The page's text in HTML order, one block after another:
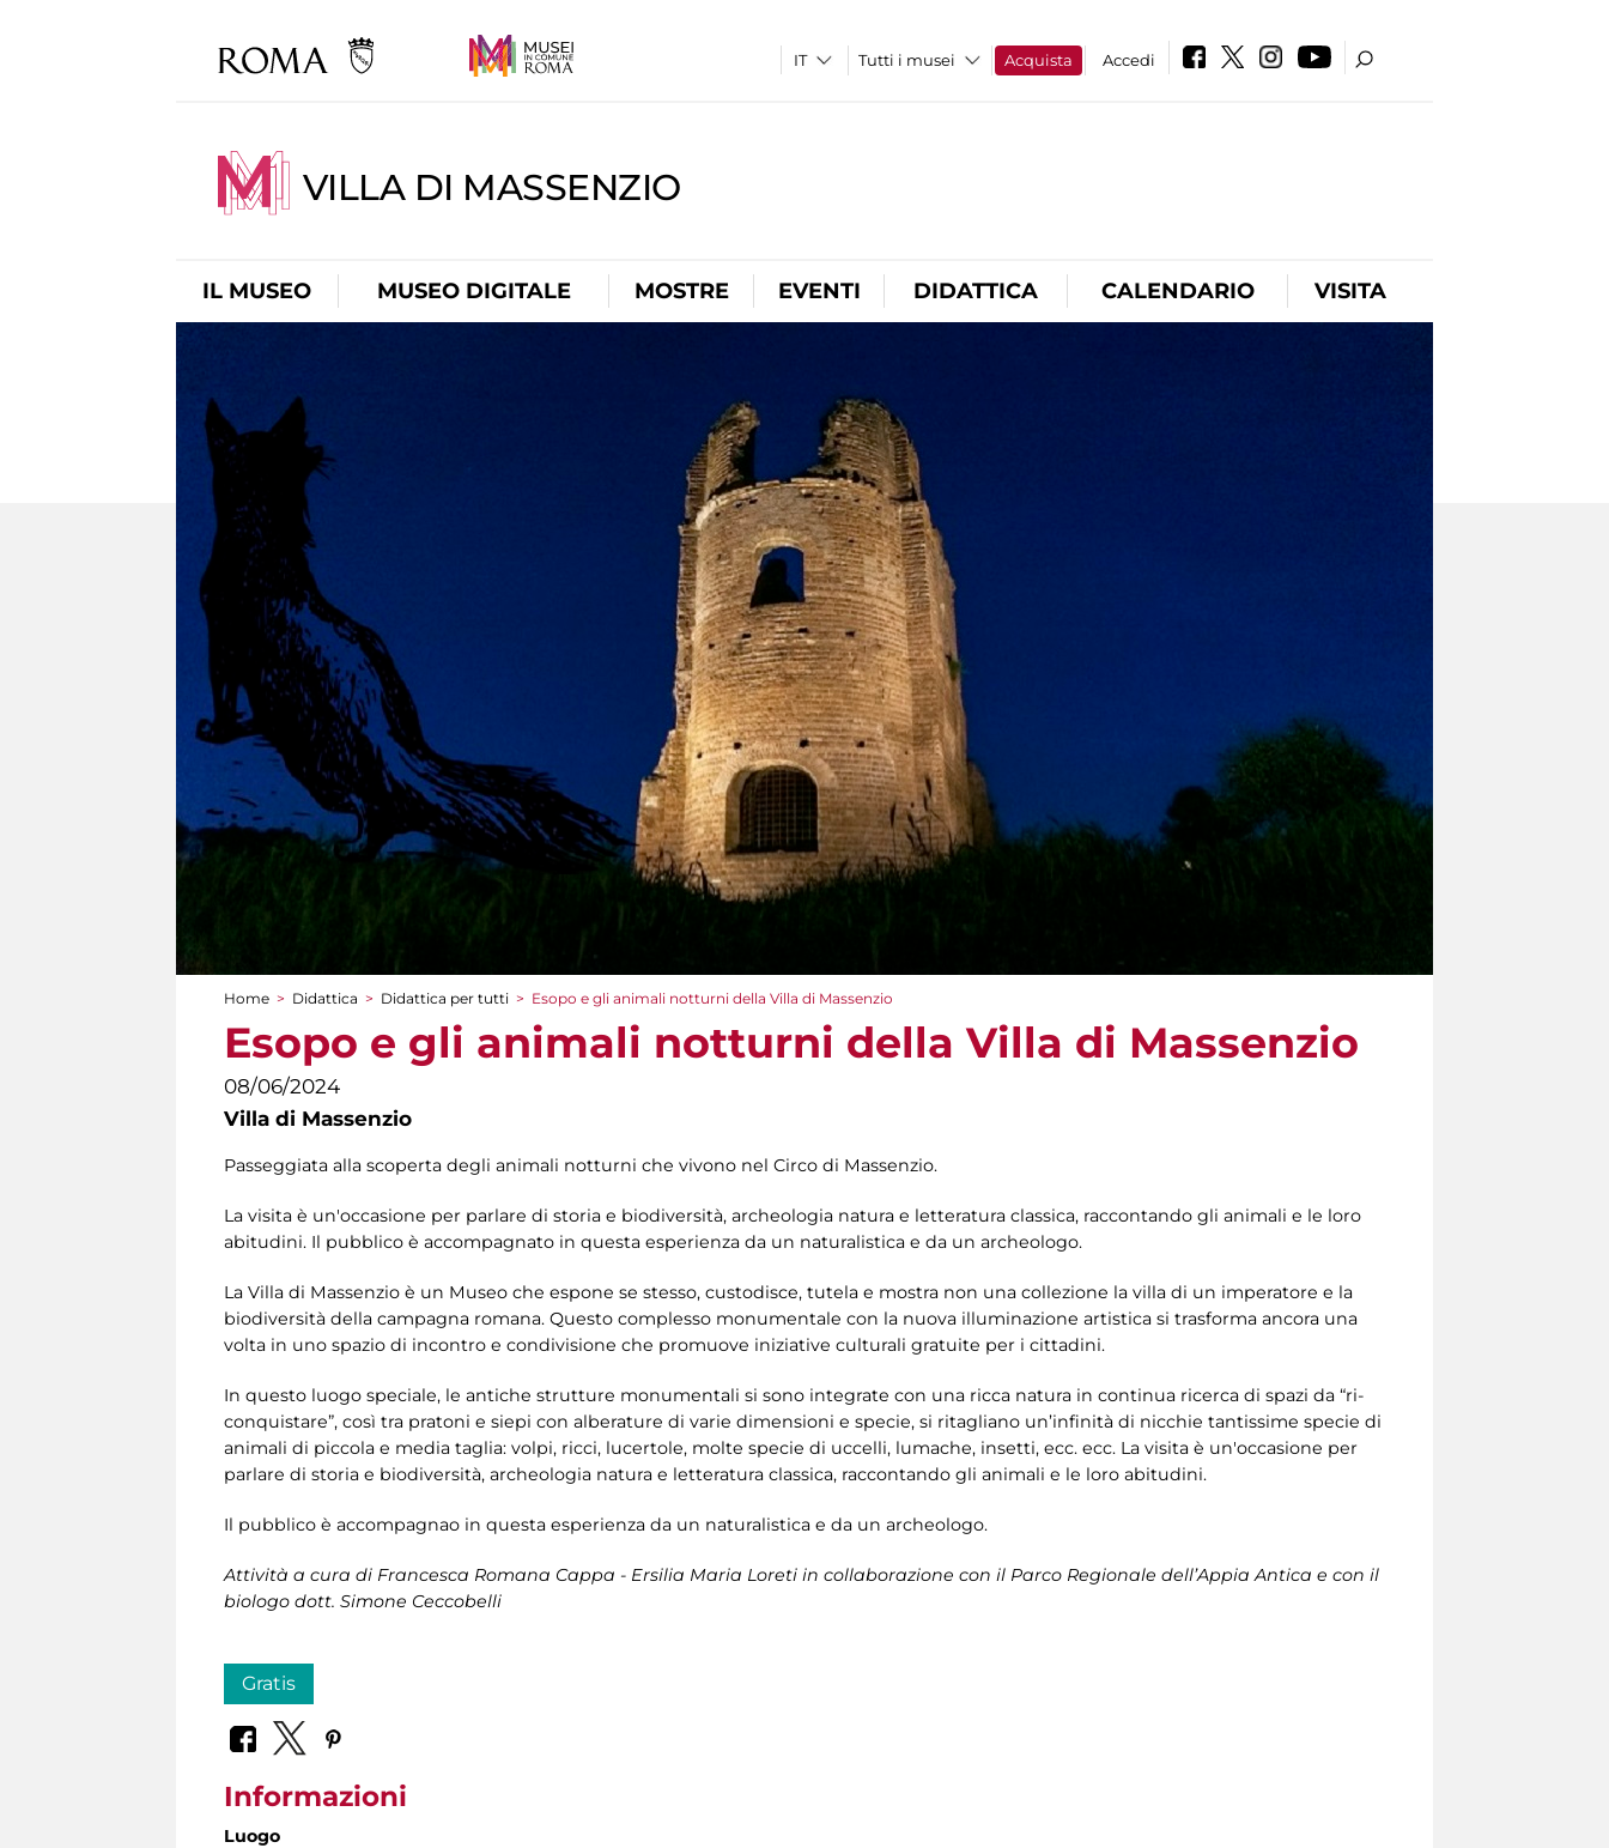
Tutti i musei Acquista Accedi
VILLA DI MASSENZIO
IL MUSEO MUSEO DIGITALE MOSTRE EVENTI DIDATTICA CALENDARIO VISITA
Tu sei qui
Home > Didattica > Didattica per tutti > Esopo e gli animali notturni della Villa di Massenzio
Esopo e gli animali notturni della Villa di Massenzio
08/06/2024
Villa di Massenzio
Passeggiata alla scoperta degli animali notturni che vivono nel Circo di Massenzio.
La visita è un'occasione per parlare di storia e biodiversità, archeologia natura e letteratura classica, raccontando gli animali e le loro
abitudini. Il pubblico è accompagnato in questa esperienza da un naturalistica e da un archeologo.
La Villa di Massenzio è un Museo che espone se stesso, custodisce, tutela e mostra non una collezione la villa di un imperatore e la
biodiversità della campagna romana. Questo complesso monumentale con la nuova illuminazione artistica si trasforma ancora una
volta in uno spazio di incontro e condivisione che promuove iniziative culturali gratuite per i cittadini.
In questo luogo speciale, le antiche strutture monumentali si sono integrate con una ricca natura in continua ricerca di spazi da “ri-
conquistare”, così tra pratoni e siepi con alberature di varie dimensioni e specie, si ritagliano un’infinità di nicchie tantissime specie di
animali di piccola e media taglia: volpi, ricci, lucertole, molte specie di uccelli, lumache, insetti, ecc. ecc. La visita è un'occasione per
parlare di storia e biodiversità, archeologia natura e letteratura classica, raccontando gli animali e le loro abitudini.
Il pubblico è accompagnao in questa esperienza da un naturalistica e da un archeologo.
Attività a cura di Francesca Romana Cappa - Ersilia Maria Loreti in collaborazione con il Parco Regionale dell’Appia Antica e con il
biologo dott. Simone Ceccobelli
Gratis
Informazioni
Luogo